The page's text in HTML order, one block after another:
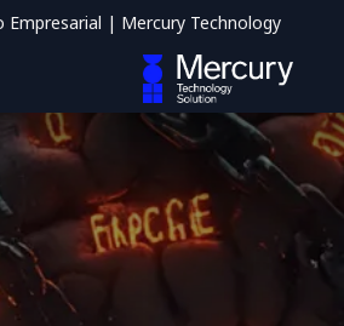
Empresarial | Mercury Technology